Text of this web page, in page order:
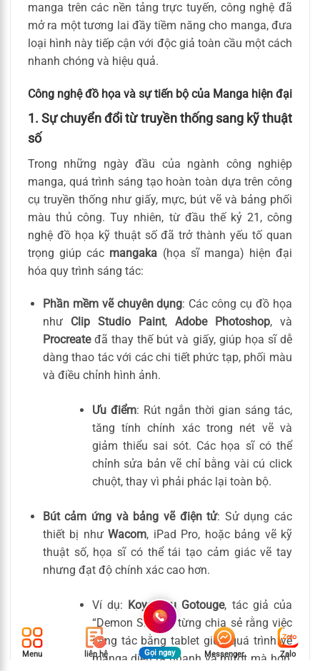
manga trên các nền tảng trực tuyến, công nghệ đã
mở ra một tương lai đầy tiềm năng cho manga, đưa
loại hình này tiếp cận với độc giả toàn cầu một cách
nhanh chóng và hiệu quả.
Công nghệ đồ họa và sự tiến bộ của Manga hiện đại
1. Sự chuyển đổi từ truyền thống sang kỹ thuật
số
Trong những ngày đầu của ngành công nghiệp
manga, quá trình sáng tạo hoàn toàn dựa trên công
cụ truyền thống như giấy, mực, bút vẽ và bảng phối
màu thủ công. Tuy nhiên, từ đầu thế kỷ 21, công
nghệ đồ họa kỹ thuật số đã trở thành yếu tố quan
trọng giúp các mangaka (họa sĩ manga) hiện đại
hóa quy trình sáng tác:
Phần mềm vẽ chuyên dụng: Các công cụ đồ họa
như Clip Studio Paint, Adobe Photoshop, và
Procreateđã thay thế bút và giấy, giúp họa sĩ dễ
dàng thao tác với các chi tiết phức tạp, phối màu
và điều chỉnh hình ảnh.
Ưu điểm: Rút ngắn thời gian sáng tác,
tăng tính chính xác trong nét vẽ và
giảm thiểu sai sót. Các họa sĩ có thể
chỉnh sửa bản vẽ chỉ bằng vài cú click
chuột, thay vì phải phác lại toàn bộ.
Bút cảm ứng và bảng vẽ điện tử: Sử dụng các
thiết bị nhưWacom, iPad Pro, hoặc bảng vẽ kỹ
thuật số, họa sĩ có thể tái tạo cảm giác vẽ tay
nhưng đạt độ chính xác cao hơn.
Ví dụ: Koyoharu Gotouge, tác giả của
“Demon Slayer”, từng chia sẻ rằng việc
sáng tác bằng tablet giúp quá trình vẽ
manga diễn ra nhanh và mượt mà hơn,
Menu liên hệ Gọi ngay Messenger Zalo